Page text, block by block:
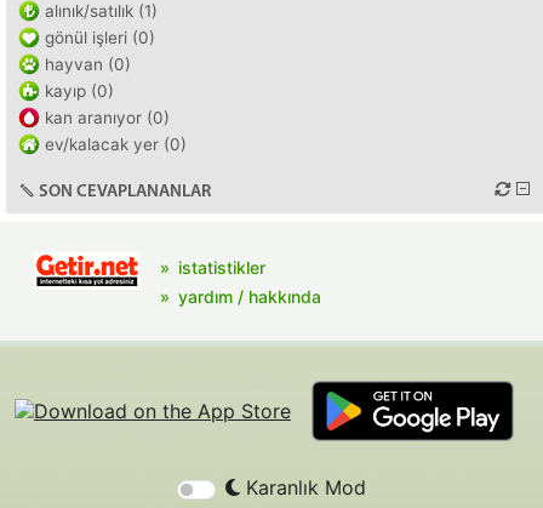
alınık/satılık (1)
gönül işleri (0)
hayvan (0)
kayıp (0)
kan aranıyor (0)
ev/kalacak yer (0)
SON CEVAPLANANLAR
istatistikler
yardım / hakkında
Karanlık Mod